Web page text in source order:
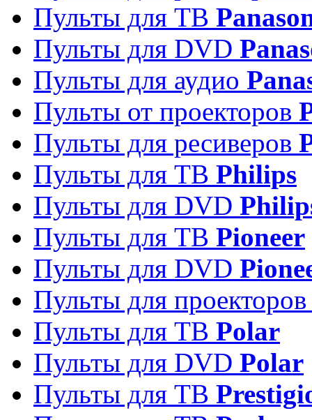
Пульты для ТВ
Пульты для DVD
Пульты для аудио
Пульты от проекторов
Пульты для ресиверов
Пульты для ТВ Philips
Пульты для DVD
Пульты для ТВ Pioneer
Пульты для DVD
Пульты для
Пульты для ТВ Polar
Пульты для DVD Polar
Пульты для ТВ